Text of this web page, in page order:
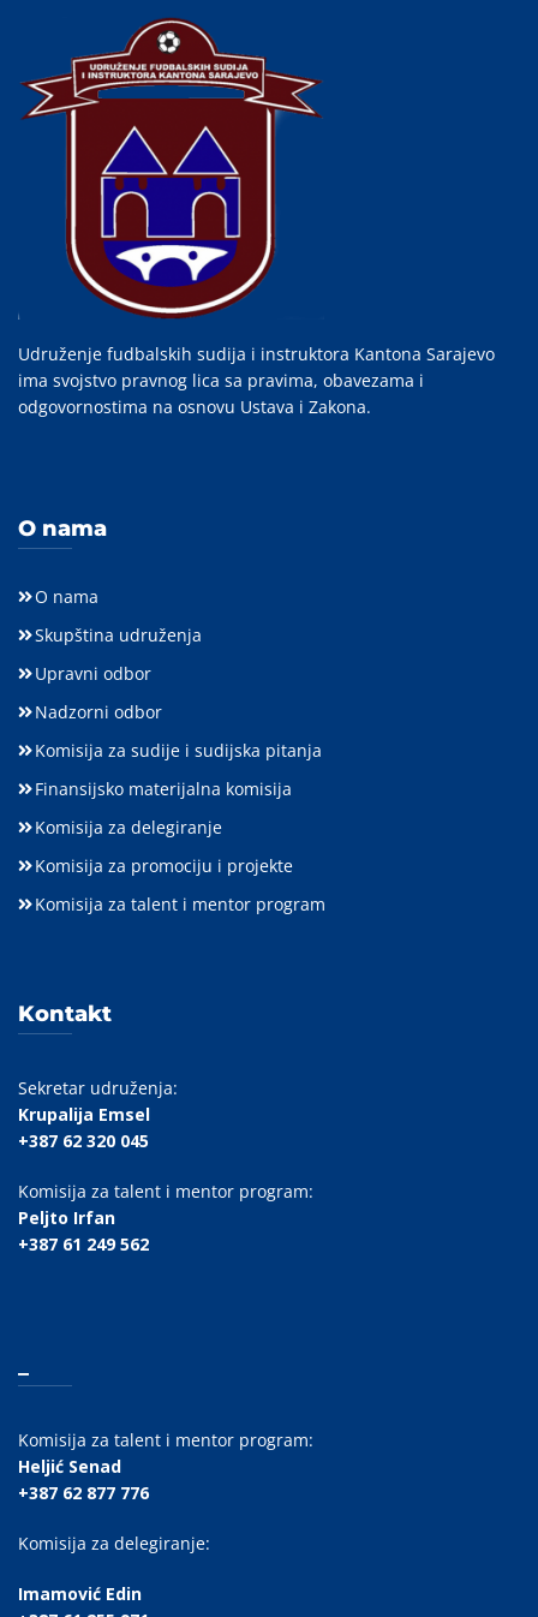
Udruženje fudbalskih sudija i instruktora Kantona Sarajevo
ima svojstvo pravnog lica sa pravima, obavezama i
odgovornostima na osnovu Ustava i Zakona.
O nama
O nama
Skupština udruženja
Upravni odbor
Nadzorni odbor
Komisija za sudije i sudijska pitanja
Finansijsko materijalna komisija
Komisija za delegiranje
Komisija za promociju i projekte
Komisija za talent i mentor program
Kontakt
Sekretar udruženja:
Krupalija Emsel
+387 62 320 045
Komisija za talent i mentor program:
Peljto Irfan
+387 61 249 562
Komisija za talent i mentor program:
Heljić Senad
+387 62 877 776
Komisija za delegiranje:
Imamović Edin